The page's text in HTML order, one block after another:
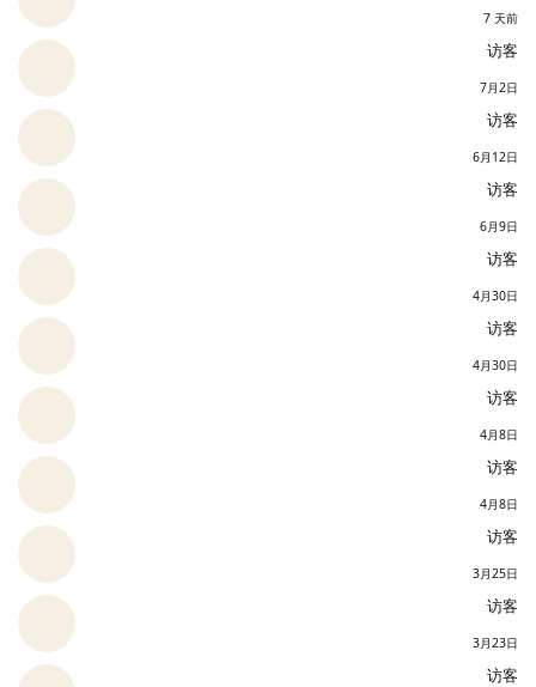
7 天前
访客
7月2日
访客
6月12日
访客
6月9日
访客
4月30日
访客
4月30日
访客
4月8日
访客
4月8日
访客
3月25日
访客
3月23日
访客